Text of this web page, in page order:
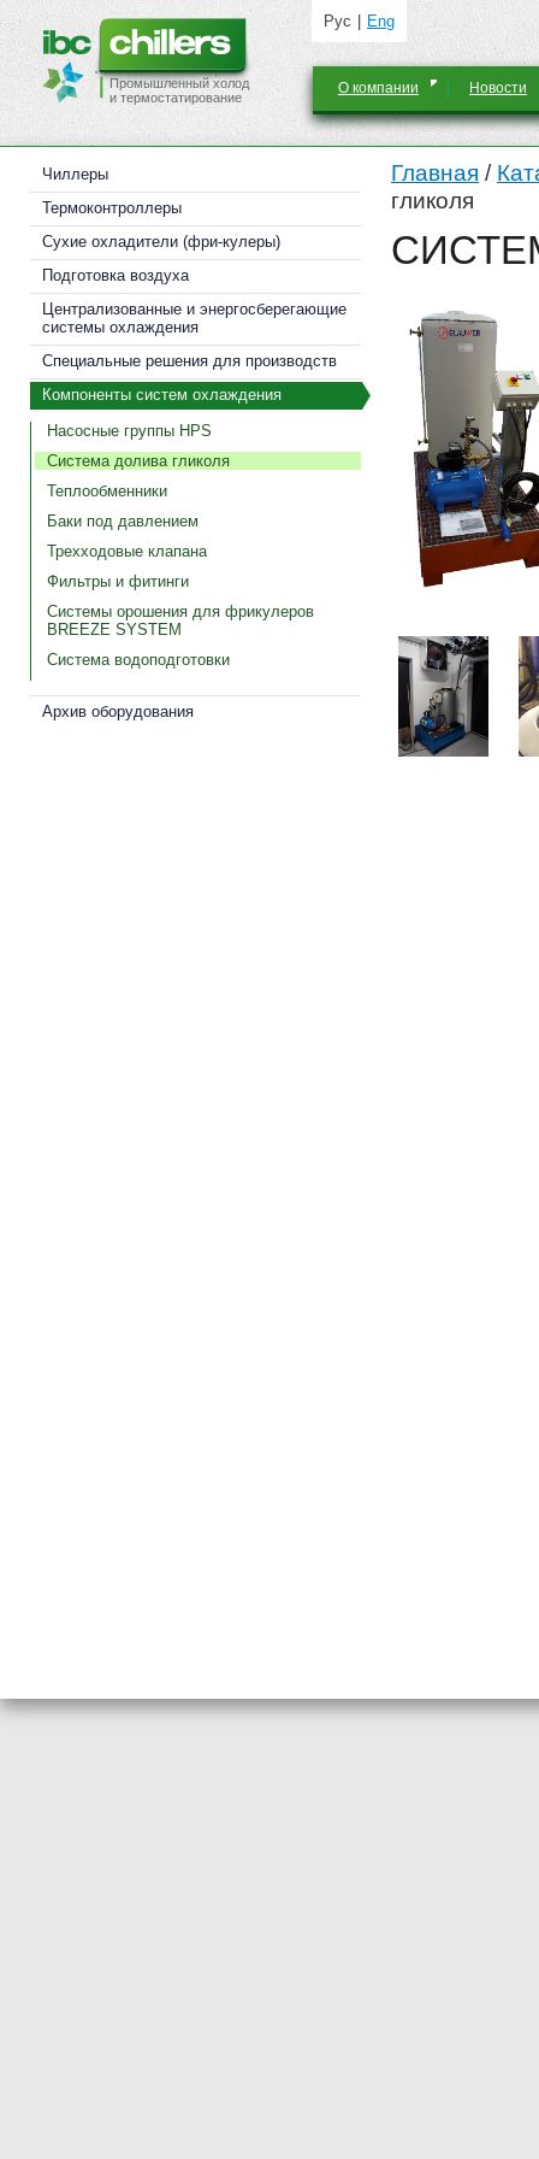
Промышленный холод
и термостатирование
Рус Eng
О компании Новости
Чиллеры
Термоконтроллеры
Cухие охладители (фри-кулеры)
Подготовка воздуха
Централизованные и энергосберегающие
системы охлаждения
Специальные решения для производств
Компоненты систем охлаждения
Насосные группы HPS
Система долива гликоля
Теплообменники
Баки под давлением
Трехходовые клапана
Фильтры и фитинги
Системы орошения для фрикулеров
BREEZE SYSTEM
Система водоподготовки
Архив оборудования
Главная /
гликоля